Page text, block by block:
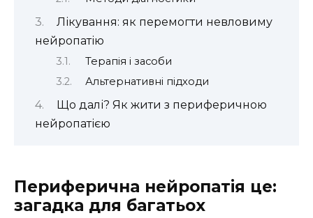
Лікування: як перемогти невловиму
нейропатію
Терапія і засоби
Альтернативні підходи
Що далі? Як жити з периферичною
нейропатією
Периферична нейропатія це:
загадка для багатьох